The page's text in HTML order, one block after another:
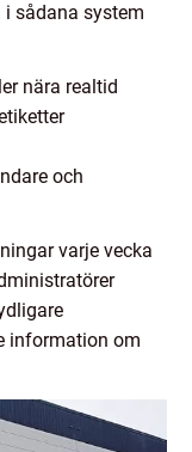
i sådana system
nära realtid
och
varje vecka
information om